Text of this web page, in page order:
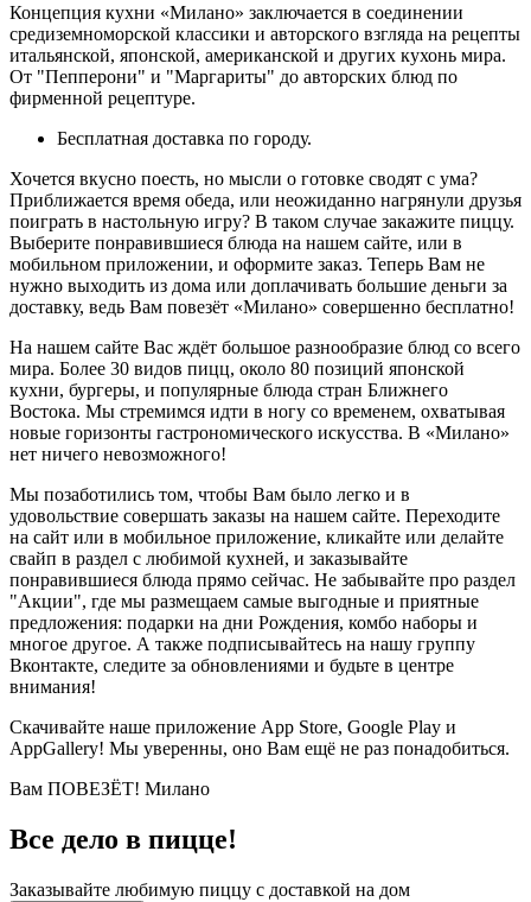
Концепция кухни «Милано» заключается в соединении
средиземноморской классики и авторского взгляда на рецепты
итальянской, японской, американской и других кухонь мира.
От "Пепперони" и "Маргариты" до авторских блюд по
фирменной рецептуре.
Бесплатная доставка по городу.
Хочется вкусно поесть, но мысли о готовке сводят с ума?
Приближается время обеда, или неожиданно нагрянули друзья
поиграть в настольную игру? В таком случае закажите пиццу.
Выберите понравившиеся блюда на нашем сайте, или в
мобильном приложении, и оформите заказ. Теперь Вам не
нужно выходить из дома или доплачивать большие деньги за
доставку, ведь Вам повезёт «Милано» совершенно бесплатно!
На нашем сайте Вас ждёт большое разнообразие блюд со всего
мира. Более 30 видов пицц, около 80 позиций японской
кухни, бургеры, и популярные блюда стран Ближнего
Востока. Мы стремимся идти в ногу со временем, охватывая
новые горизонты гастрономического искусства. В «Милано»
нет ничего невозможного!
Мы позаботились том, чтобы Вам было легко и в
удовольствие совершать заказы на нашем сайте. Переходите
на сайт или в мобильное приложение, кликайте или делайте
свайп в раздел с любимой кухней, и заказывайте
понравившиеся блюда прямо сейчас. Не забывайте про раздел
"Акции", где мы размещаем самые выгодные и приятные
предложения: подарки на дни Рождения, комбо наборы и
многое другое. А также подписывайтесь на нашу группу
Вконтакте, следите за обновлениями и будьте в центре
внимания!
Скачивайте наше приложение App Store, Google Play и
AppGallery! Мы уверенны, оно Вам ещё не раз понадобиться.
Вам ПОВЕЗЁТ! Милано
Все дело в пицце!
Заказывайте любимую пиццу с доставкой на дом